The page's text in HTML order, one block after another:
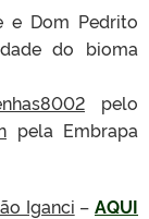
e Dom Pedrito
do bioma
pelo
pela Embrapa
Iganci –AQUI